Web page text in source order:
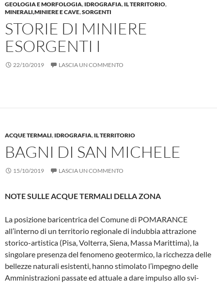
GEOLOGIA E MORFOLOGIA, IDROGRAFIA, IL TERRITORIO,
MINERALI,MINIERE E CAVE,SORGENTI
STORIE DI MINIERE
ESORGENTI I
22/10/2019 LASCIA UN COMMENTO
ACQUE TERMALI, IDROGRAFIA, IL TERRITORIO
BAGNI DI SAN MICHELE
15/10/2019 LASCIA UN COMMENTO
NOTE SULLE ACQUE TERMALI DELLA ZONA
La posizione baricentrica del Comune di POMARANCE
all’interno di un territo­rio regionale di indubbia attrazione
storico-artistica (Pisa, Volterra, Siena, Massa Marittima), la
singolare presenza del fenomeno geotermico, la ricchezza delle
bellezze naturali esistenti, hanno sti­molato l’impegno delle
Amministrazioni passate ed attuale a dare impulso allo svi­